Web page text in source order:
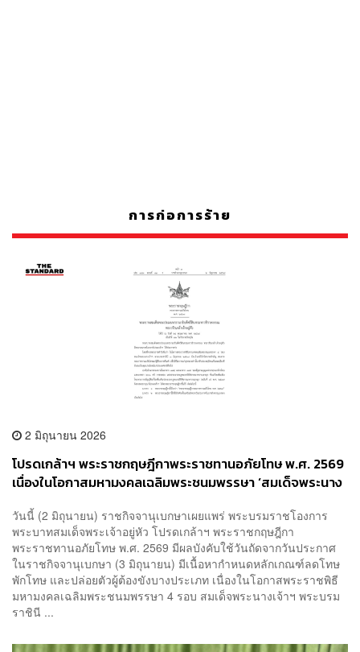
การก่อการร้าย
2 มิถุนายน 2026
โปรดเกล้าฯ พระราชกฤษฎีกาพระราชทานอภัยโทษ พ.ศ. 2569
เนื่องในโอกาสมหามงคลเฉลิมพระชนมพรรษา ‘สมเด็จพระนาง
วันนี้ (2 มิถุนายน) ราชกิจจานุเบกษาเผยแพร่ พระบรมราชโองการ
พระบาทสมเด็จพระเจ้าอยู่หัว โปรดเกล้าฯ พระราชกฤษฎีกา
พระราชทานอภัยโทษ พ.ศ. 2569 มีผลบังคับใช้วันถัดจากวันประกาศ
ในราชกิจจานุเบกษา (3 มิถุนายน) มีเนื้อหากำหนดหลักเกณฑ์ลดโทษ
พักโทษ และปล่อยตัวผู้ต้องขังบางประเภท เนื่องในโอกาสพระราชพิธี
มหามงคลเฉลิมพระชนมพรรษา 4 รอบ สมเด็จพระนางเจ้าฯ พระบรม
ราชินี ...